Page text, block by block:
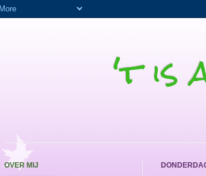
't is
OVER MIJ